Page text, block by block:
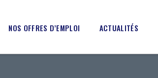
NOS OFFRES D’EMPLOI ACTUALITÉS